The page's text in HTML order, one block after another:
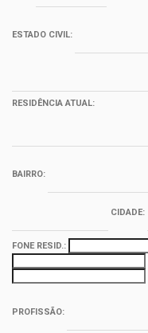
ESTADO CIVIL:
RESIDÊNCIA ATUAL:
BAIRRO:
CIDADE:
FONE RESID.:
PROFISSÃO: